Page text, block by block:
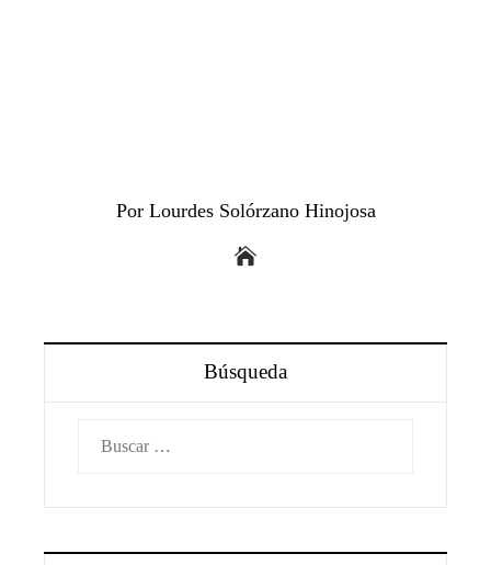
Por Lourdes Solórzano Hinojosa
Búsqueda